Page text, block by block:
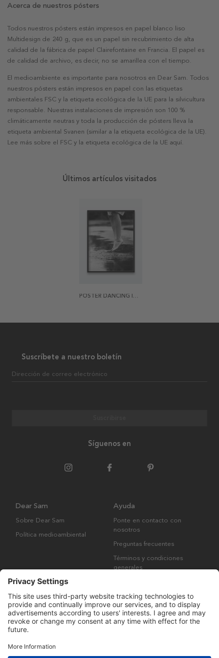
Acerca de nuestros pósters
Todos nuestros pósters están impresos en papel blanco liso
Multidesign de 240 g, que es un papel sin recubrimiento de alta
calidad de la fábrica de papel Clairefontaine en Francia. El papel es
de calidad de archivo, es decir, no se amarillea con el tiempo.
El medioambiente es importante para nosotros en Dear Sam. Todos
nuestros pósters están impresos en papel con las etiquetas
ambientales FSC y la etiqueta ecológica de la UE para la silvicultura
responsable. Nuestras instalaciones de impresión son 100 %
climáticamente neutras y toda la producción de pósters lleva la
etiqueta ambiental Svanen (similar a la etiqueta ecológica de la UE).
Lee más sobre el FSC y la etiqueta ecológica de la UE aquí.
Últimos artículos visitados
POSTER DANCING IN THE RAIN
Suscríbete a nuestro boletín
Dirección de correo electrónico
Síguenos en
Dear Sam
Sobre Dear Sam
Política medioambiental
Ayuda
Ponte en contacto con
nosotros
Preguntas frecuentes
Términos y condiciones
generales
Derechos de autor © Many Brands AB 2023. Todos los derechos